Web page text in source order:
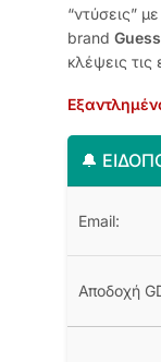
“ντύσεις”
brand
κλέψεις τις
🔔
Email:
Αποδοχή